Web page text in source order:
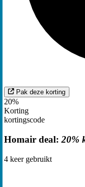
Pak deze korting
20%
Korting
kortingscode
Homair deal: 20%
4 keer gebruikt